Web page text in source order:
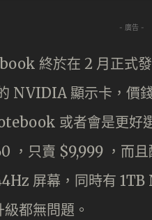
- 廣告 -
終於在 2 月正式
NVIDIA 顯示卡，價
或者會是更好
，只賣 $9,999 ，而
屏幕，同時有
都無問題。